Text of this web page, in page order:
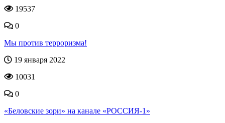
19537
0
Мы против терроризма!
19 января 2022
10031
0
«Беловские зори» на канале «РОССИЯ-1»